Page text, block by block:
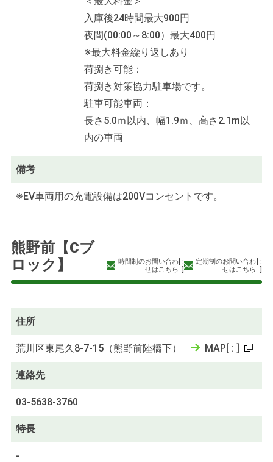
入庫後24時間最大900円
夜間(00:00～8:00）最大400円
※最大料金繰り返しあり
荷捌き可能：
荷捌き対策協力駐車場です。
駐車可能車両：
長さ5.0ｍ以内、幅1.9ｍ、高さ2.1m以
内の車両
備考
※EV車両用の充電設備は200Vコンセントです。
熊野前【Cブ
ロック】
時間制のお問い合わ
せはこちら
:
]
定期制のお問い合わ
せはこちら
:
住所
荒川区東尾久8-7-15（熊野前陸橋下） MAP [ :]
連絡先
03-5638-3760
特長
-